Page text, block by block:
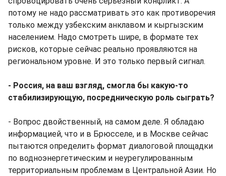
потому не надо рассматривать это как противоречия
только между узбекским анклавом и кыргызским
населением. Надо смотреть шире, в формате тех
рисков, которые сейчас реально проявляются на
региональном уровне. И это только первый сигнал.
- Россия, на ваш взгляд, смогла бы какую-то
стабилизирующую, посредническую роль сыграть?
- Вопрос двойственный, на самом деле. Я обладаю
информацией, что и в Брюсселе, и в Москве сейчас
пытаются определить формат диалоговой площадки
по водноэнергетическим и неурегулированным
территориальным проблемам в Центральной Азии. Но